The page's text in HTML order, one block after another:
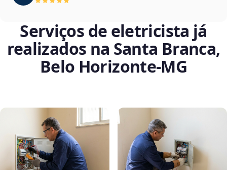
Serviços de eletricista já
realizados na Santa Branca,
Belo Horizonte‑MG